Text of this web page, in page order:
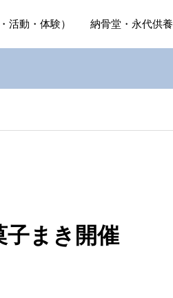
活動・体験） 納骨堂・永代供養
まき開催